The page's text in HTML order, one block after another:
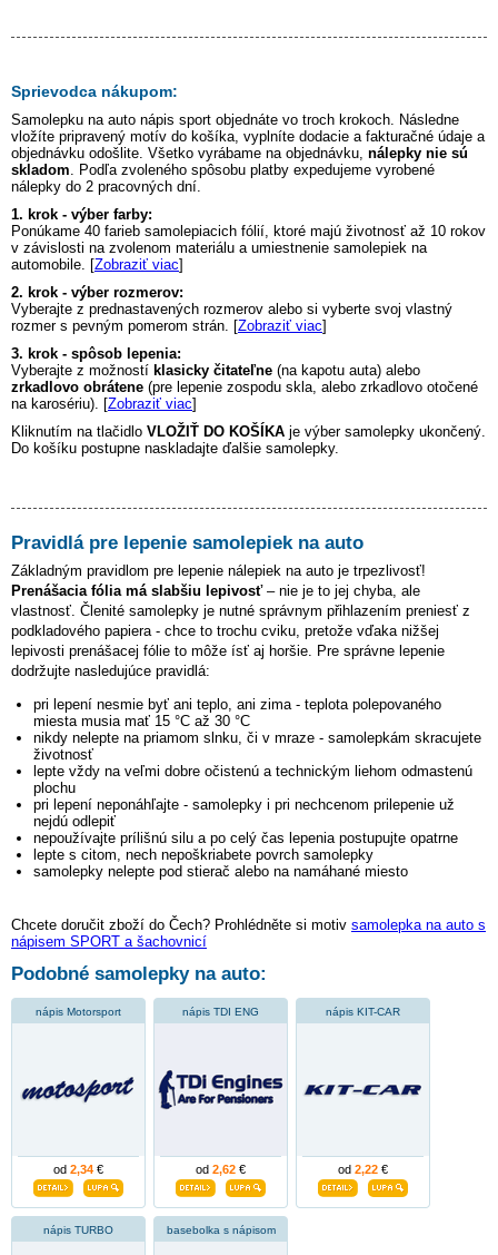
Sprievodca nákupom:
Samolepku na auto nápis sport objednáte vo troch krokoch. Následne
vložíte pripravený motív do košíka, vyplníte dodacie a fakturačné údaje a
objednávku odošlite. Všetko vyrábame na objednávku, nálepky nie sú
skladom . Podľa zvoleného spôsobu platby expedujeme vyrobené
nálepky do 2 pracovných dní.
1. krok - výber farby:
Ponúkame 40 farieb samolepiacich fólií, ktoré majú životnosť až 10 rokov
v závislosti na zvolenom materiálu a umiestnenie samolepiek na
automobile. [Zobraziť viac]
2. krok - výber rozmerov:
Vyberajte z prednastavených rozmerov alebo si vyberte svoj vlastný
rozmer s pevným pomerom strán. [Zobraziť viac]
3. krok - spôsob lepenia:
Vyberajte z možností klasicky čitateľne (na kapotu auta) alebo
zrkadlovo obrátene (pre lepenie zospodu skla, alebo zrkadlovo otočené
na karosériu). [Zobraziť viac]
Kliknutím na tlačidlo VLOŽIŤ DO KOŠÍKA je výber samolepky ukončený.
Do košíku postupne naskladajte ďalšie samolepky.
Pravidlá pre lepenie samolepiek na auto
Základným pravidlom pre lepenie nálepiek na auto je trpezlivosť!
Prenášacia fólia má slabšiu lepivosť– nie je to jej chyba, ale
vlastnosť. Členité samolepky je nutné správnym přihlazením preniesť z
podkladového papiera - chce to trochu cviku, pretože vďaka nižšej
lepivosti prenášacej fólie to môže ísť aj horšie. Pre správne lepenie
dodržujte nasledujúce pravidlá:
pri lepení nesmie byť ani teplo, ani zima - teplota polepovaného
miesta musia mať 15 °C až 30 °C
nikdy nelepte na priamom slnku, či v mraze - samolepkám skracujete
životnosť
lepte vždy na veľmi dobre očistenú a technickým liehom odmastenú
plochu
pri lepení neponáhľajte - samolepky i pri nechcenom prilepenie už
nejdú odlepiť
nepoužívajte prílišnú silu a po celý čas lepenia postupujte opatrne
lepte s citom, nech nepoškriabete povrch samolepky
samolepky nelepte pod stierač alebo na namáhané miesto
Chcete doručit zboží do Čech? Prohlédněte si motiv samolepka na auto s
nápisem SPORT a šachovnicí
Podobné samolepky na auto:
nápis Motorsport
od 2,34 €
nápis TDI ENG
od 2,62 €
nápis KIT-CAR
od 2,22 €
nápis TURBO basebolka s nápisom